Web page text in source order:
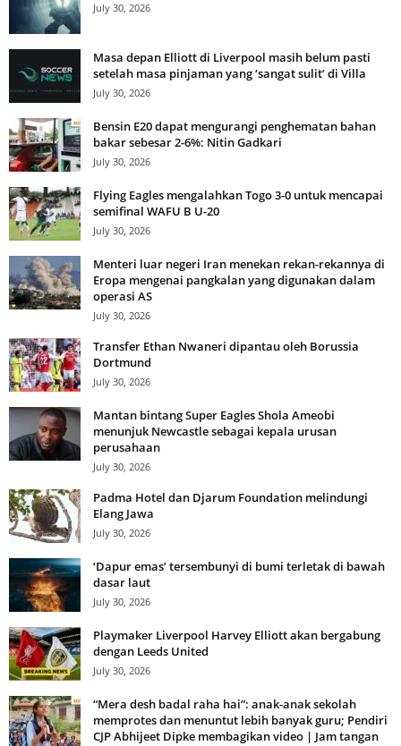
July 30, 2026
Masa depan Elliott di Liverpool masih belum pasti
setelah masa pinjaman yang ‘sangat sulit’ di Villa
July 30, 2026
Bensin E20 dapat mengurangi penghematan bahan
bakar sebesar 2-6%: Nitin Gadkari
July 30, 2026
Flying Eagles mengalahkan Togo 3-0 untuk mencapai
semifinal WAFU B U-20
July 30, 2026
Menteri luar negeri Iran menekan rekan-rekannya di
Eropa mengenai pangkalan yang digunakan dalam
operasi AS
July 30, 2026
Transfer Ethan Nwaneri dipantau oleh Borussia
Dortmund
July 30, 2026
Mantan bintang Super Eagles Shola Ameobi
menunjuk Newcastle sebagai kepala urusan
perusahaan
July 30, 2026
Padma Hotel dan Djarum Foundation melindungi
Elang Jawa
July 30, 2026
‘Dapur emas’ tersembunyi di bumi terletak di bawah
dasar laut
July 30, 2026
Playmaker Liverpool Harvey Elliott akan bergabung
dengan Leeds United
July 30, 2026
“Mera desh badal raha hai”: anak-anak sekolah
memprotes dan menuntut lebih banyak guru; Pendiri
CJP Abhijeet Dipke membagikan video | Jam tangan